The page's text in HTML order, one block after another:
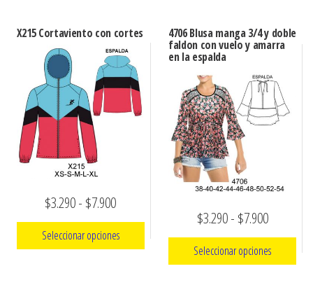
X215 Cortaviento con cortes
$3.290- $7.900Rango
de
precios:
Seleccionar opciones
4706 Blusa manga 3/4 y doble
faldon con vuelo y amarra
en la espalda
$3.290- $7.900Rango
de
precios:
Seleccionar opciones